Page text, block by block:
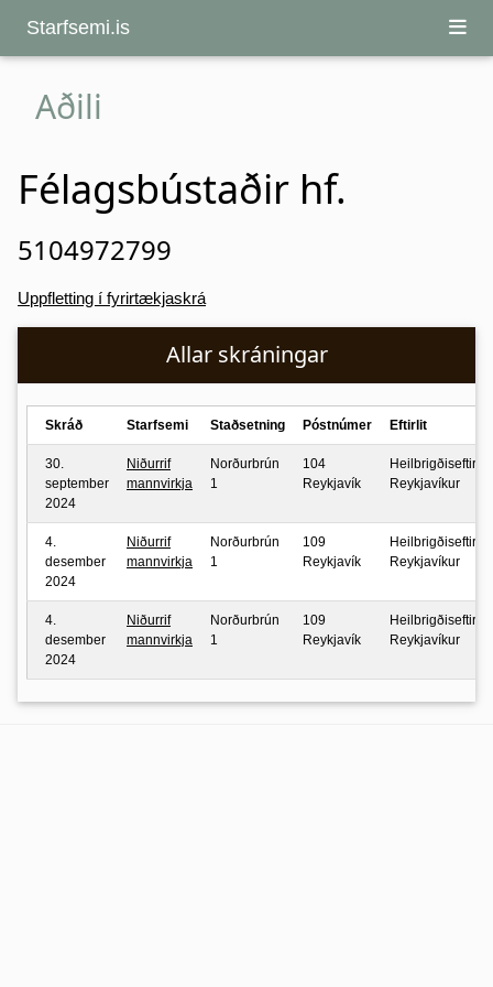
Starfsemi.is
Aðili
Félagsbústaðir hf.
5104972799
Uppfletting í fyrirtækjaskrá
Allar skráningar
Skráð Starfsemi Staðsetning Póstnúmer Eftirlit
30.
september
2024
Niðurrif
mannvirkja
Norðurbrún
1
104
Reykjavík
Heilbrigðiseftirlit
Reykjavíkur
4.
desember
2024
Niðurrif
mannvirkja
Norðurbrún
1
109
Reykjavík
Heilbrigðiseftirlit
Reykjavíkur
4.
desember
2024
Niðurrif
mannvirkja
Norðurbrún
1
109
Reykjavík
Heilbrigðiseftirlit
Reykjavíkur